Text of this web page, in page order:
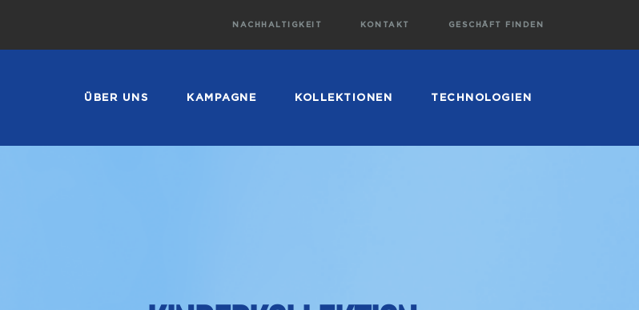
NACHHALTIGKEIT KONTAKT GESCHÄFT FINDEN
ÜBER UNS KAMPAGNE KOLLEKTIONEN TECHNOLOGIEN